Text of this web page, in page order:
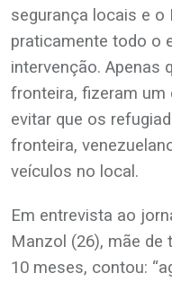
segurança locais e
praticamente todo o
intervenção. Apenas
fronteira, fizeram um
evitar que os
fronteira,
veículos no local.
Em entrevista ao
Manzol (26), mãe de
10 meses, contou: